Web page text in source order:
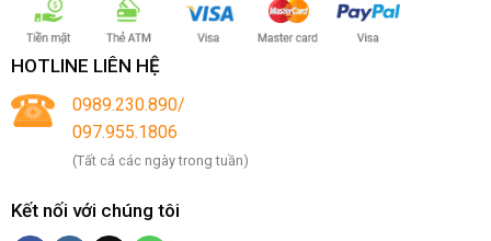
HOTLINE LIÊN HỆ
0989.230.890/
097.955.1806
(Tất cả các ngày trong tuần)
Kết nối với chúng tôi